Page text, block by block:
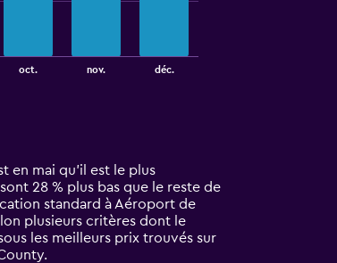
oct. nov. déc.
en mai qu'il est le plus
28 % plus bas que le reste de
standard à Aéroport de
plusieurs critères dont le
les meilleurs prix trouvés sur